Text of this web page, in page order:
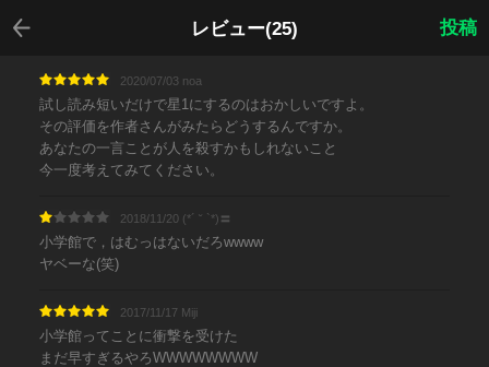
レビュー(25)
戻る
投稿
2020/07/03 noa
試し読み短いだけで星1にするのはおかしいですよ。
その評価を作者さんがみたらどうするんですか。
あなたの一言ことが人を殺すかもしれないこと
今一度考えてみてください。
2018/11/20 (*´ ˘ `*)〓
小学館で，はむっはないだろwwww
ヤベーな(笑)
2017/11/17 Miji
小学館ってことに衝撃を受けた
まだ早すぎるやろWWWWWWWW